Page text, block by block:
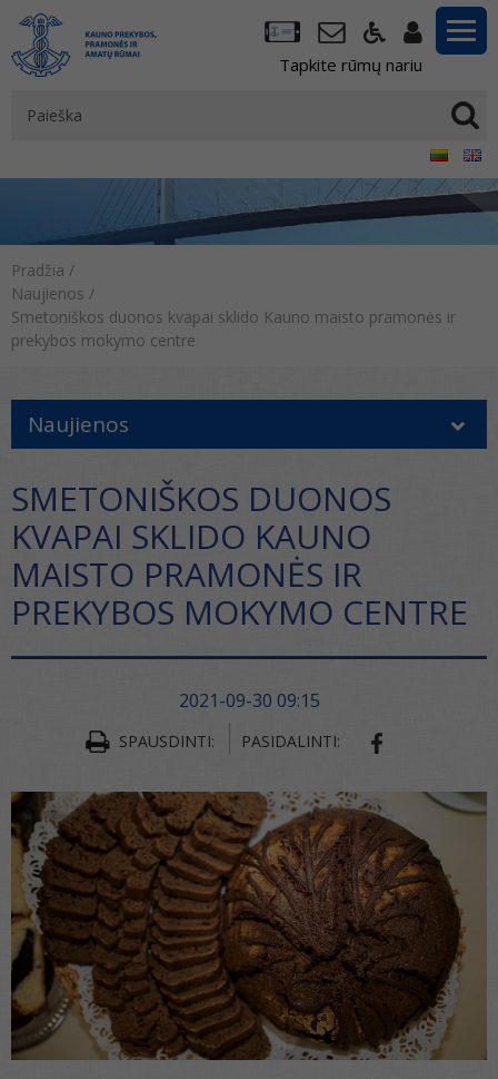
Tapkite rūmų nariu
Pradžia /
Naujienos /
Smetoniškos duonos kvapai sklido Kauno maisto pramonės ir
prekybos mokymo centre
Naujienos
SMETONIŠKOS DUONOS
KVAPAI SKLIDO KAUNO
MAISTO PRAMONĖS IR
PREKYBOS MOKYMO CENTRE
2021-09-30 09:15
SPAUSDINTI: PASIDALINTI: